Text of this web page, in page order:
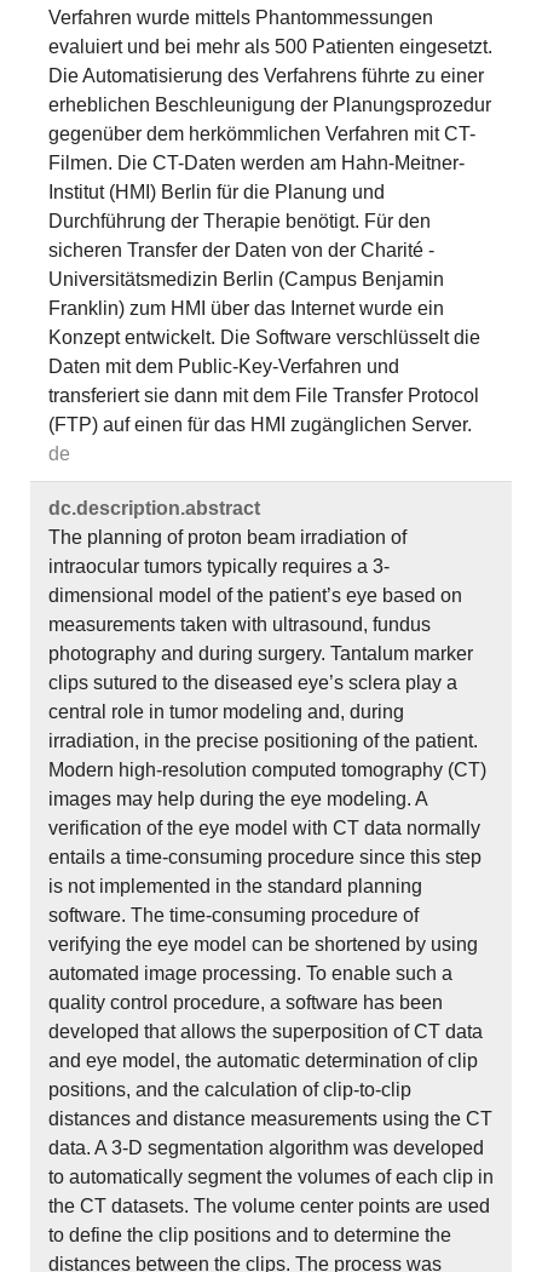
Verfahren wurde mittels Phantommessungen
evaluiert und bei mehr als 500 Patienten eingesetzt.
Die Automatisierung des Verfahrens führte zu einer
erheblichen Beschleunigung der Planungsprozedur
gegenüber dem herkömmlichen Verfahren mit CT-
Filmen. Die CT-Daten werden am Hahn-Meitner-
Institut (HMI) Berlin für die Planung und
Durchführung der Therapie benötigt. Für den
sicheren Transfer der Daten von der Charité -
Universitätsmedizin Berlin (Campus Benjamin
Franklin) zum HMI über das Internet wurde ein
Konzept entwickelt. Die Software verschlüsselt die
Daten mit dem Public-Key-Verfahren und
transferiert sie dann mit dem File Transfer Protocol
(FTP) auf einen für das HMI zugänglichen Server.
de
dc.​description.​abstract
The planning of proton beam irradiation of
intraocular tumors typically requires a 3-
dimensional model of the patient’s eye based on
measurements taken with ultrasound, fundus
photography and during surgery. Tantalum marker
clips sutured to the diseased eye’s sclera play a
central role in tumor modeling and, during
irradiation, in the precise positioning of the patient.
Modern high-resolution computed tomography (CT)
images may help during the eye modeling. A
verification of the eye model with CT data normally
entails a time-consuming procedure since this step
is not implemented in the standard planning
software. The time-consuming procedure of
verifying the eye model can be shortened by using
automated image processing. To enable such a
quality control procedure, a software has been
developed that allows the superposition of CT data
and eye model, the automatic determination of clip
positions, and the calculation of clip-to-clip
distances and distance measurements using the CT
data. A 3-D segmentation algorithm was developed
to automatically segment the volumes of each clip in
the CT datasets. The volume center points are used
to define the clip positions and to determine the
distances between the clips. The process was